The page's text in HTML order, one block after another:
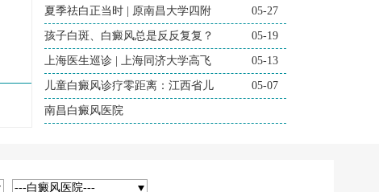
夏季祛白正当时 | 原南昌大学四附 05-27
孩子白斑、白癜风总是反反复复？ 05-19
上海医生巡诊 | 上海同济大学高飞 05-13
儿童白癜风诊疗零距离：江西省儿 05-07
南昌白癜风医院
---白癜风医院---